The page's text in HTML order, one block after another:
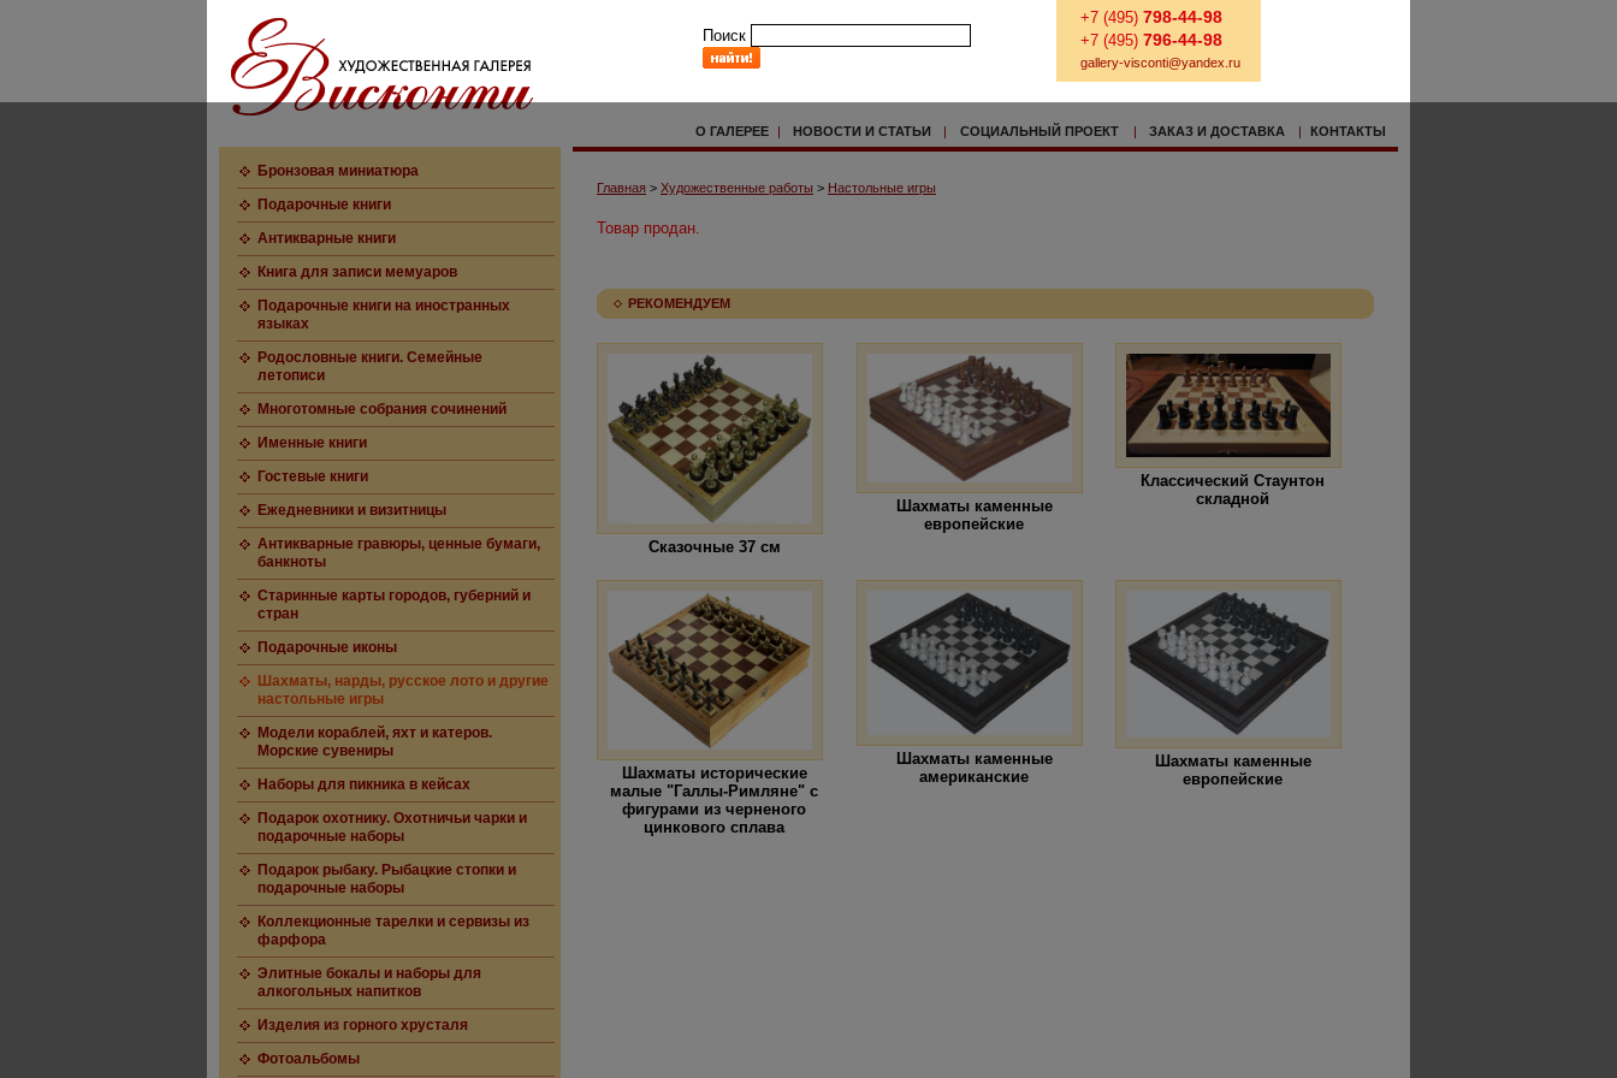
Поиск
+7 (495) 798-44-98
+7 (495) 796-44-98
gallery-visconti@yandex.ru
О ГАЛЕРЕЕ | НОВОСТИ И СТАТЬИ | СОЦИАЛЬНЫЙ ПРОЕКТ | ЗАКАЗ И ДОСТАВКА | КОНТАКТЫ
Бронзовая миниатюра
Подарочные книги
Антикварные книги
Книга для записи мемуаров
Подарочные книги на иностранных
языках
Родословные книги. Семейные
летописи
Многотомные собрания сочинений
Именные книги
Гостевые книги
Ежедневники и визитницы
Антикварные гравюры, ценные бумаги,
банкноты
Старинные карты городов, губерний и
стран
Подарочные иконы
Шахматы, нарды, русское лото и другие
настольные игры
Модели кораблей, яхт и катеров.
Морские сувениры
Наборы для пикника в кейсах
Подарок охотнику. Охотничьи чарки и
подарочные наборы
Подарок рыбаку. Рыбацкие стопки и
подарочные наборы
Коллекционные тарелки и сервизы из
фарфора
Элитные бокалы и наборы для
алкогольных напитков
Изделия из горного хрусталя
Фотоальбомы
Главная > Художественные работы > Настольные игры
Товар продан.
РЕКОМЕНДУЕМ
Сказочные 37 см
Шахматы каменные
европейские
Классический Стаунтон
складной
Шахматы исторические
малые "Галлы-Римляне" с
фигурами из черненого
цинкового сплава
Шахматы каменные
американские
Шахматы каменные
европейские